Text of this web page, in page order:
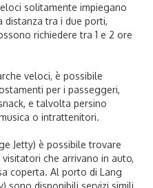
solitamente impiegano
distanza tra i due porti,
richiedere tra 1 e 2 ore
veloci, è possibile
per i passeggeri,
e talvolta persino
o intrattenitori.
Jetty) è possibile trovare
che arrivano in auto,
coperta. Al porto di Lang
sono disponibili servizi simili